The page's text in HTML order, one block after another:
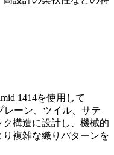
1414を使用して
レーン、ツイル、サテ
構造に設計し、機械的
複雑な織りパターンを